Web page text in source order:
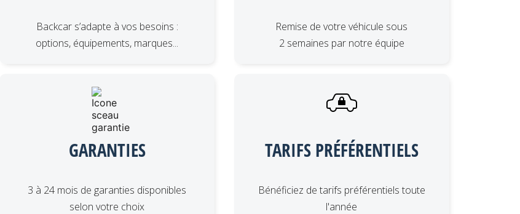
Backcar s’adapte à vos besoins :
options, équipements, marques...
Remise de votre véhicule sous
2 semaines par notre équipe
GARANTIES
3 à 24 mois de garanties disponibles
selon votre choix
TARIFS PRÉFÉRENTIELS
Bénéficiez de tarifs préférentiels toute
l'année